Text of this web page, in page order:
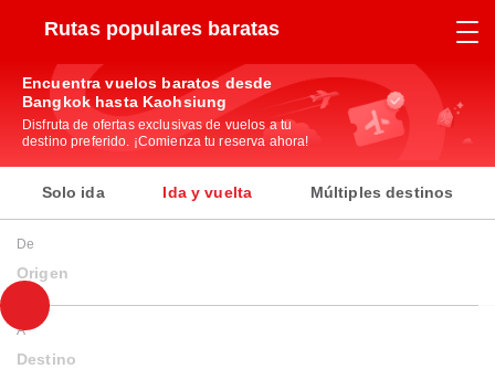
Rutas populares baratas
Encuentra vuelos baratos desde
Bangkok hasta Kaohsiung
Disfruta de ofertas exclusivas de vuelos a tu
destino preferido. ¡Comienza tu reserva ahora!
Solo ida Ida y vuelta Múltiples destinos
De
Origen
A
Destino